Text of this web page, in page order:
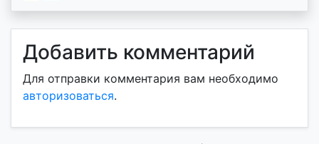
Добавить комментарий
Для отправки комментария вам необходимо
авторизоваться.